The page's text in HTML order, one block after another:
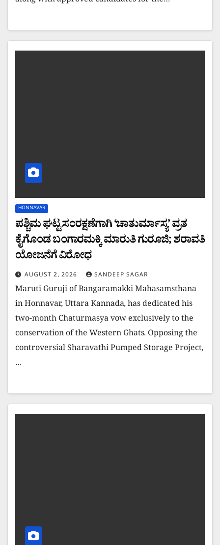
HONNAVAR
ಪಶ್ಚಿಮ ಘಟ್ಟ ಸಂರಕ್ಷಣೆಗಾಗಿ ‘ಚಾತುರ್ಮಾಸ್ಯ’ ವ್ರತ
ಕೈಗೊಂಡ ಬಂಗಾರಮಕ್ಕಿ ಮಾರುತಿ ಗುರೂಜಿ; ಶರಾವತಿ
ಯೋಜನೆಗೆ ವಿರೋಧ
AUGUST 2, 2026 SANDEEP SAGAR
Maruti Guruji of Bangaramakki Mahasamsthana
in Honnavar, Uttara Kannada, has dedicated his
two-month Chaturmasya vow exclusively to the
conservation of the Western Ghats. Opposing the
controversial Sharavathi Pumped Storage Project,
…